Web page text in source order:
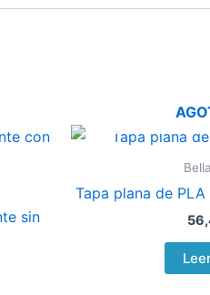
sin
Tapa plana de